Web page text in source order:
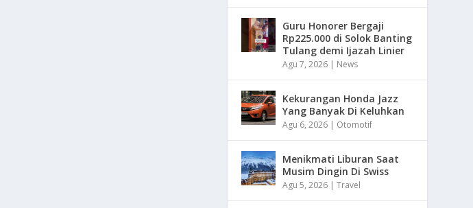
Guru Honorer Bergaji
Rp225.000 di Solok Banting
Tulang demi Ijazah Linier
Agu 7, 2026 | News
Kekurangan Honda Jazz
Yang Banyak Di Keluhkan
Agu 6, 2026 | Otomotif
Menikmati Liburan Saat
Musim Dingin Di Swiss
Agu 5, 2026 |Travel